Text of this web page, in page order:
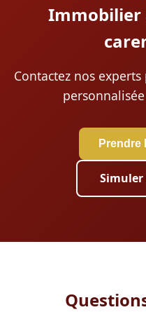
Immobilier
Contactez nos
Prendre